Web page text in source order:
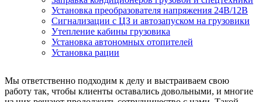
Установка преобразователя напряжения 24В/12В
Сигнализации с ЦЗ и автозапуском на грузовики
Утепление кабины грузовика
Установка автономных отопителей
Установка рации
Мы ответственно подходим к делу и выстраиваем свою
работу так, чтобы клиенты оставались довольными, и многие